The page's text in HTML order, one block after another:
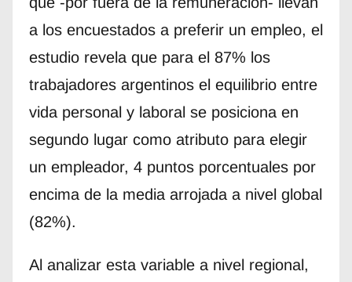
a los encuestados a preferir un empleo, el
estudio revela que para el 87% los
trabajadores argentinos el equilibrio entre
vida personal y laboral se posiciona en
segundo lugar como atributo para elegir
un empleador, 4 puntos porcentuales por
encima de la media arrojada a nivel global
(82%).
Al analizar esta variable a nivel regional,